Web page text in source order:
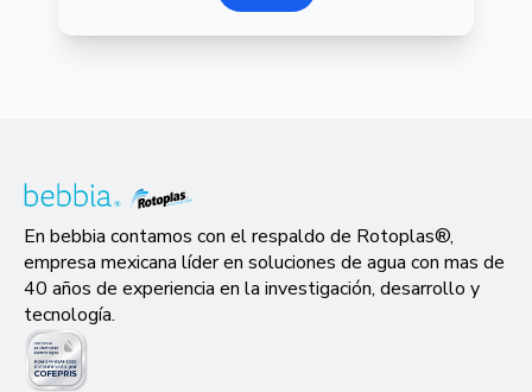
En bebbia contamos con el respaldo de Rotoplas®,
empresa mexicana líder en soluciones de agua con mas de
40 años de experiencia en la investigación, desarrollo y
tecnología.